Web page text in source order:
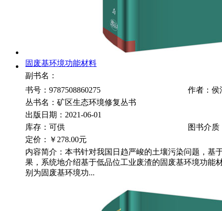
固废基环境功能材料
副书名：
书号：9787508860275
作者：侯
丛书名：矿区生态环境修复丛书
出版日期：2021-06-01
库存：可供
图书介质
定价：
￥278.00元
内容简介：本书针对我国日趋严峻的土壤污染问题，基
果，系统地介绍基于低品位工业废渣的固废基环境功能
别为固废基环境功...